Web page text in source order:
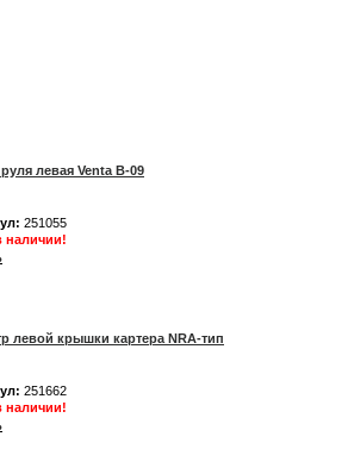
левая Venta B-09
251055
наличии!
левой крышки картера NRA-тип
251662
наличии!